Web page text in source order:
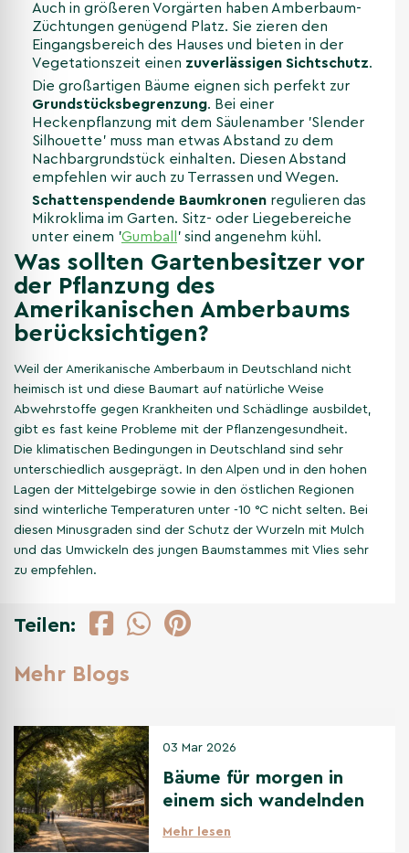
Auch in größeren Vorgärten haben Amberbaum-
Züchtungen genügend Platz. Sie zieren den
Eingangsbereich des Hauses und bieten in der
Vegetationszeit einen zuverlässigen Sichtschutz.
Die großartigen Bäume eignen sich perfekt zur
Grundstücksbegrenzung. Bei einer
Heckenpflanzung mit dem Säulenamber 'Slender
Silhouette' muss man etwas Abstand zu dem
Nachbargrundstück einhalten. Diesen Abstand
empfehlen wir auch zu Terrassen und Wegen.
Schattenspendende Baumkronen regulieren das
Mikroklima im Garten. Sitz- oder Liegebereiche
unter einem 'Gumball ' sind angenehm kühl.
Was sollten Gartenbesitzer vor
der Pflanzung des
Amerikanischen Amberbaums
berücksichtigen?
Weil der Amerikanische Amberbaum in Deutschland nicht
heimisch ist und diese Baumart auf natürliche Weise
Abwehrstoffe gegen Krankheiten und Schädlinge ausbildet,
gibt es fast keine Probleme mit der Pflanzengesundheit.
Die klimatischen Bedingungen in Deutschland sind sehr
unterschiedlich ausgeprägt. In den Alpen und in den hohen
Lagen der Mittelgebirge sowie in den östlichen Regionen
sind winterliche Temperaturen unter -10 °C nicht selten. Bei
diesen Minusgraden sind der Schutz der Wurzeln mit Mulch
und das Umwickeln des jungen Baumstammes mit Vlies sehr
zu empfehlen.
Teilen:
Mehr Blogs
03 Mar 2026
Bäume für morgen in
einem sich wandelnden
Klima
Mehr lesen